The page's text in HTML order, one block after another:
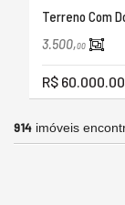
Terreno Com
3.500,00
R$
914 imóveis